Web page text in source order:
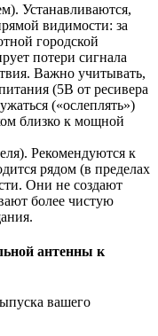
Устанавливаются,
видимости: за
городской
потери сигнала
Важно учитывать,
(5В от ресивера
(«ослеплять»)
близко к мощной
Рекомендуются к
рядом (в пределах
Они не создают
более чистую
антенны к
вашего